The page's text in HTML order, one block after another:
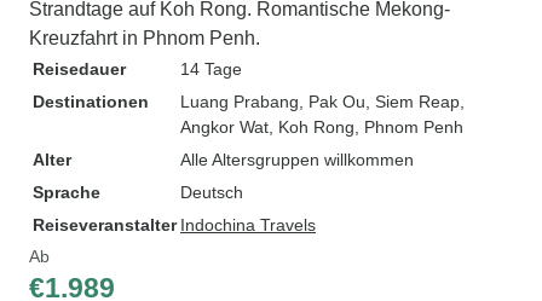
Strandtage auf Koh Rong. Romantische Mekong-
Kreuzfahrt in Phnom Penh.
Reisedauer
14 Tage
Destinationen
Luang Prabang , Pak Ou , Siem Reap
Angkor Wat , Koh Rong , Phnom Penh
Alter
Alle Altersgruppen willkommen
Sprache
Deutsch
Reiseveranstalter Indochina Travels
Ab
€1.989